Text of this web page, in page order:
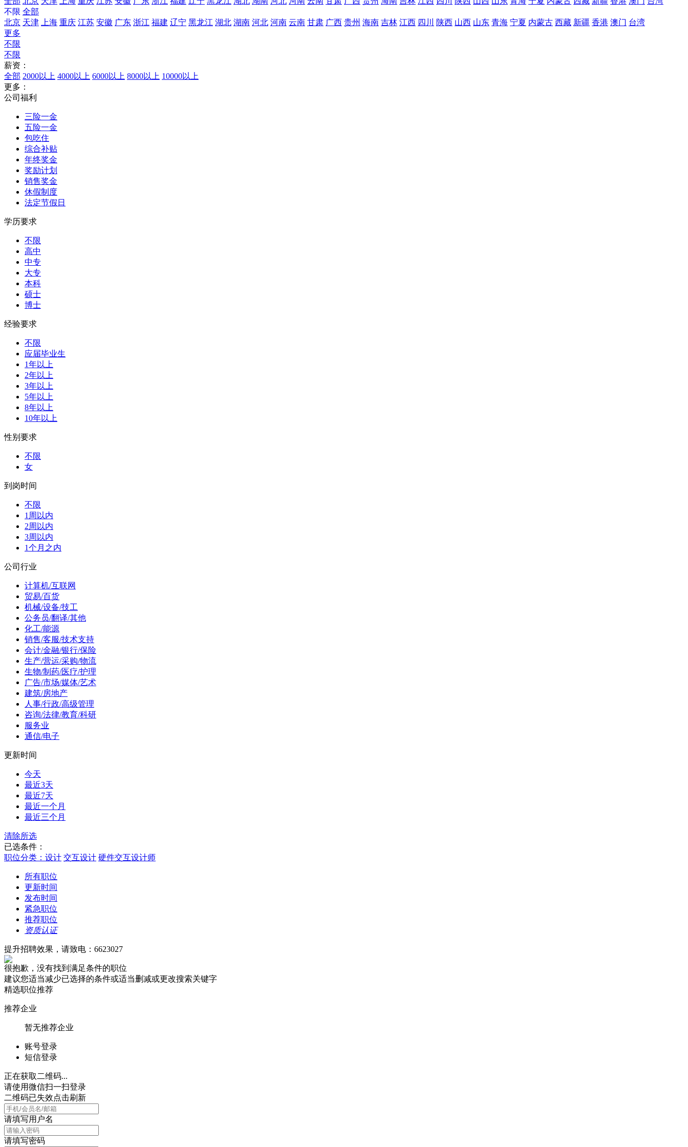
不限 全部
北京 天津 上海 重庆 江苏 安徽 广东 浙江 福建 辽宁 黑龙江 湖北 湖南 河北 河南 云南 甘肃 广西 贵州 海南 吉林 江西 四川 陕西 山西 山东 青海 宁夏 内蒙古 西藏 新疆 香港 澳门 台湾
更多
不限
不限
薪资：
全部 2000以上 4000以上 6000以上 8000以上 10000以上
更多：
公司福利
三险一金
五险一金
包吃住
综合补贴
年终奖金
奖励计划
销售奖金
休假制度
法定节假日
学历要求
不限
高中
中专
大专
本科
硕士
博士
经验要求
不限
应届毕业生
1年以上
2年以上
3年以上
5年以上
8年以上
10年以上
性别要求
不限
女
到岗时间
不限
1周以内
2周以内
3周以内
1个月之内
公司行业
计算机/互联网
贸易/百货
机械/设备/技工
公务员/翻译/其他
化工/能源
销售/客服/技术支持
会计/金融/银行/保险
生产/营运/采购/物流
生物/制药/医疗/护理
广告/市场/媒体/艺术
建筑/房地产
人事/行政/高级管理
咨询/法律/教育/科研
服务业
通信/电子
更新时间
今天
最近3天
最近7天
最近一个月
最近三个月
清除所选
已选条件：
职位分类：设计 交互设计 硬件交互设计师
所有职位
更新时间
发布时间
紧急职位
推荐职位
资质认证
提升招聘效果，请致电：6623027
很抱歉，没有找到满足条件的职位
建议您适当减少已选择的条件或适当删减或更改搜索关键字
精选职位推荐
推荐企业
暂无推荐企业
账号登录
短信登录
正在获取二维码...
请使用微信扫一扫登录
二维码已失效点击刷新
请填写用户名
请填写密码